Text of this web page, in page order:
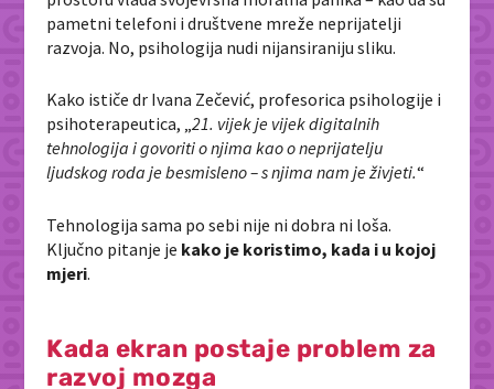
pametni telefoni i društvene mreže neprijatelji
razvoja. No, psihologija nudi nijansiraniju sliku.
Kako ističe dr Ivana Zečević, profesorica psihologije i
psihoterapeutica, „21. vijek je vijek digitalnih
tehnologija i govoriti o njima kao o neprijatelju
ljudskog roda je besmisleno – s njima nam je živjeti.“
Tehnologija sama po sebi nije ni dobra ni loša.
Ključno pitanje je kako je koristimo, kada i u kojoj
mjeri.
Kada ekran postaje problem za
razvoj mozga